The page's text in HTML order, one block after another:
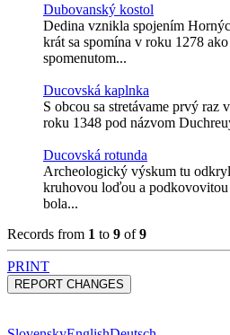
Dubovanský kostol
Dedina vznikla spojením
krát sa spomína v roku 1278
spomenutom...
Ducovská kaplnka
S obcou sa stretávame prvý raz
roku 1348 pod názvom
Ducovská rotunda
Archeologický výskum tu
kruhovou loďou a
bola...
Records from 1 to 9 of9
PRINT